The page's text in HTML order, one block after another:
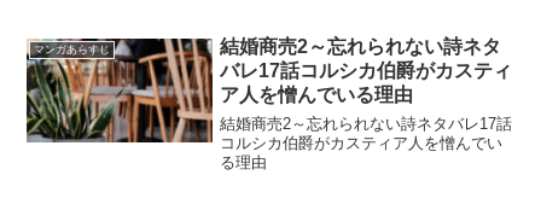
に昇進！？
マンガあらすじ
結婚商売2～忘れられない詩ネタ
バレ17話コルシカ伯爵がカスティ
ア人を憎んでいる理由
結婚商売2～忘れられない詩ネタバレ17話
コルシカ伯爵がカスティア人を憎んでい
る理由